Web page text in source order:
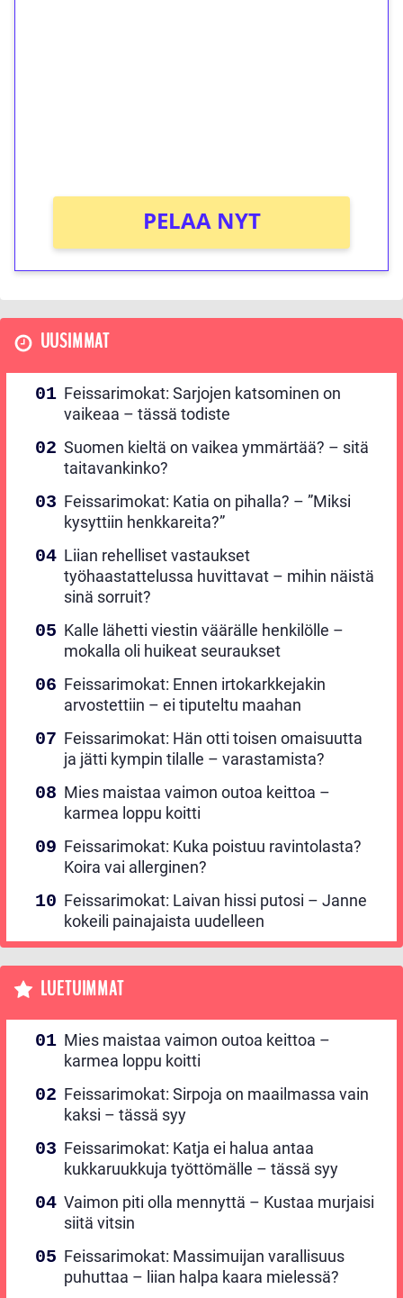
PELAA NYT
UUSIMMAT
Feissarimokat: Sarjojen katsominen on
vaikeaa – tässä todiste
Suomen kieltä on vaikea ymmärtää? – sitä
taitavankinko?
Feissarimokat: Katia on pihalla? – ”Miksi
kysyttiin henkkareita?”
Liian rehelliset vastaukset
työhaastattelussa huvittavat – mihin näistä
sinä sorruit?
Kalle lähetti viestin väärälle henkilölle –
mokalla oli huikeat seuraukset
Feissarimokat: Ennen irtokarkkejakin
arvostettiin – ei tiputeltu maahan
Feissarimokat: Hän otti toisen omaisuutta
ja jätti kympin tilalle – varastamista?
Mies maistaa vaimon outoa keittoa –
karmea loppu koitti
Feissarimokat: Kuka poistuu ravintolasta?
Koira vai allerginen?
Feissarimokat: Laivan hissi putosi – Janne
kokeili painajaista uudelleen
LUETUIMMAT
Mies maistaa vaimon outoa keittoa –
karmea loppu koitti
Feissarimokat: Sirpoja on maailmassa vain
kaksi – tässä syy
Feissarimokat: Katja ei halua antaa
kukkaruukkuja työttömälle – tässä syy
Vaimon piti olla mennyttä – Kustaa murjaisi
siitä vitsin
Feissarimokat: Massimuijan varallisuus
puhuttaa – liian halpa kaara mielessä?